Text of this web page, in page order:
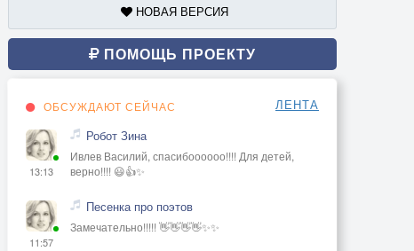
НОВАЯ ВЕРСИЯ
ПОМОЩЬ ПРОЕКТУ
ОБСУЖДАЮТ СЕЙЧАС ЛЕНТА
13:13
Робот Зина
Ивлев Василий, спасибоооооо!!!! Для детей,
верно!!!! 😃👍✨
11:57
Песенка про поэтов
Замечательно!!!!! 👋👋👋👋✨✨